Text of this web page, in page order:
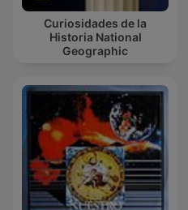
Curiosidades de la
Historia National
Geographic